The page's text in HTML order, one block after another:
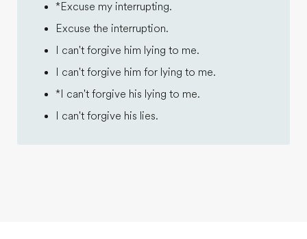
*Excuse my interrupting.
Excuse the interruption.
I can't forgive him lying to me.
I can't forgive him for lying to me.
*I can't forgive his lying to me.
I can't forgive his lies.